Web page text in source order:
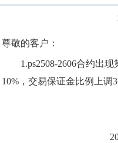
尊敬的客户：
1.ps2508-2606合约出现
10%，交易保证金比例上调3